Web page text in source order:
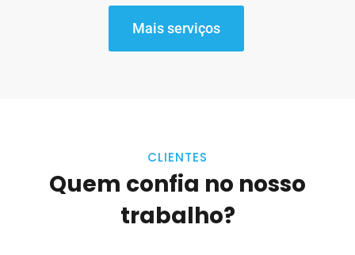
Mais serviços
CLIENTES
Quem confia no nosso
trabalho?